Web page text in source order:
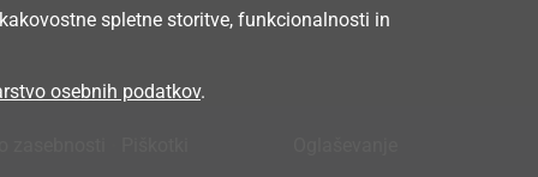
spletne storitve, funkcionalnosti in
osebnih podatkov.